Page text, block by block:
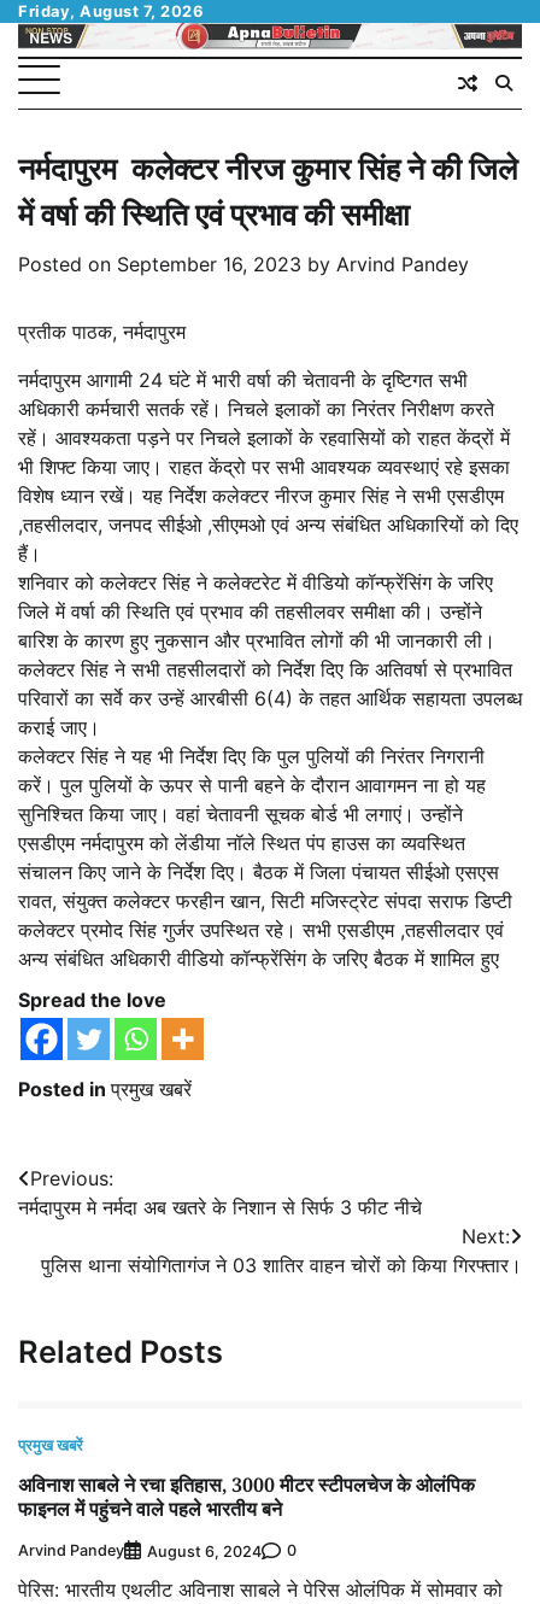
Skip
content
Friday, August 7, 2026
नर्मदापुरम कलेक्टर नीरज कुमार सिंह ने की जिले
में वर्षा की स्थिति एवं प्रभाव की समीक्षा
Posted on September 16, 2023 by Arvind Pandey
प्रतीक पाठक, नर्मदापुरम
नर्मदापुरम आगामी 24 घंटे में भारी वर्षा की चेतावनी के दृष्टिगत सभी
अधिकारी कर्मचारी सतर्क रहें। निचले इलाकों का निरंतर निरीक्षण करते
रहें। आवश्यकता पड़ने पर निचले इलाकों के रहवासियों को राहत केंद्रों में
भी शिफ्ट किया जाए। राहत केंद्रो पर सभी आवश्यक व्यवस्थाएं रहे इसका
विशेष ध्यान रखें। यह निर्देश कलेक्टर नीरज कुमार सिंह ने सभी एसडीएम
,तहसीलदार, जनपद सीईओ ,सीएमओ एवं अन्य संबंधित अधिकारियों को दिए
हैं।
शनिवार को कलेक्टर सिंह ने कलेक्टरेट में वीडियो कॉन्फ्रेंसिंग के जरिए
जिले में वर्षा की स्थिति एवं प्रभाव की तहसीलवर समीक्षा की। उन्होंने
बारिश के कारण हुए नुकसान और प्रभावित लोगों की भी जानकारी ली।
कलेक्टर सिंह ने सभी तहसीलदारों को निर्देश दिए कि अतिवर्षा से प्रभावित
परिवारों का सर्वे कर उन्हें आरबीसी 6(4) के तहत आर्थिक सहायता उपलब्ध
कराई जाए।
कलेक्टर सिंह ने यह भी निर्देश दिए कि पुल पुलियों की निरंतर निगरानी
करें। पुल पुलियों के ऊपर से पानी बहने के दौरान आवागमन ना हो यह
सुनिश्चित किया जाए। वहां चेतावनी सूचक बोर्ड भी लगाएं। उन्होंने
एसडीएम नर्मदापुरम को लेंडीया नॉले स्थित पंप हाउस का व्यवस्थित
संचालन किए जाने के निर्देश दिए। बैठक में जिला पंचायत सीईओ एसएस
रावत, संयुक्त कलेक्टर फरहीन खान, सिटी मजिस्ट्रेट संपदा सराफ डिप्टी
कलेक्टर प्रमोद सिंह गुर्जर उपस्थित रहे। सभी एसडीएम ,तहसीलदार एवं
अन्य संबंधित अधिकारी वीडियो कॉन्फ्रेंसिंग के जरिए बैठक में शामिल हुए
Spread the love
Posted inप्रमुख खबरें
Post
navigation
Previous:
नर्मदापुरम मे नर्मदा अब खतरे के निशान से सिर्फ 3 फीट नीचे
Next:
पुलिस थाना संयोगितागंज ने 03 शातिर वाहन चोरों को किया गिरफ्तार।
Related Posts
प्रमुख खबरें
अविनाश साबले ने रचा इतिहास, 3000 मीटर स्टीपलचेज के ओलंपिक
फाइनल में पहुंचने वाले पहले भारतीय बने
Arvind Pandey August 6, 2024 0
पेरिस: भारतीय एथलीट अविनाश साबले ने पेरिस ओलंपिक में सोमवार को